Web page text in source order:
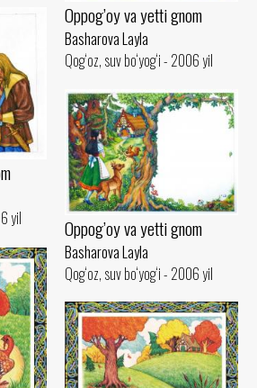
Oppog’oy va yetti gnom
Basharova Layla
Qog‘oz, suv bo‘yog‘i - 2006 yil
yil
Oppog’oy va yetti gnom
Basharova Layla
Qog‘oz, suv bo‘yog‘i - 2006 yil